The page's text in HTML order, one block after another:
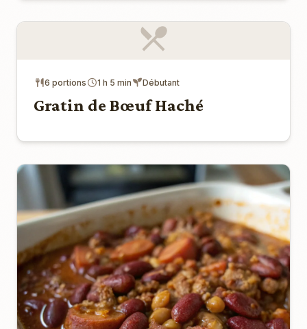
6 portions 1 h 5 min Débutant
Gratin de Bœuf Haché